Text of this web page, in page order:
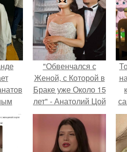
"Обвенчался с
Женой, с Которой в
Браке уже Около 15
лет" - Анатолий Цой
удивил
поклонников
"тайной свадьбой".